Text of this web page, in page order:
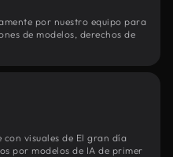
por nuestro equipo para
de modelos, derechos de
visuales de El gran día
por modelos de IA de primer